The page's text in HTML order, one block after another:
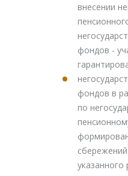
внесении
фондов -
фондов в
по
указанного